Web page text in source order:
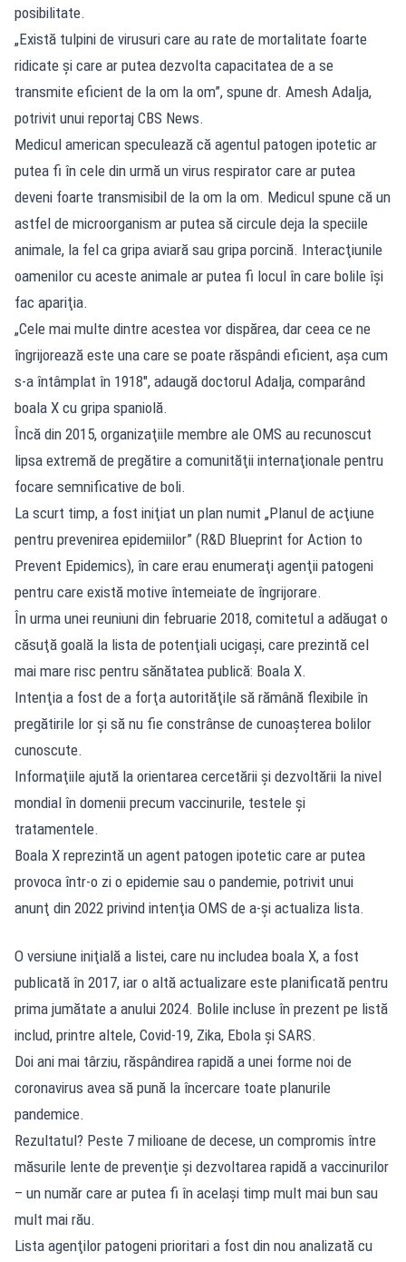
posibilitate.
„Există tulpini de virusuri care au rate de mortalitate foarte
ridicate şi care ar putea dezvolta capacitatea de a se
transmite eficient de la om la om”, spune dr. Amesh Adalja,
potrivit unui reportaj CBS News.
Medicul american speculează că agentul patogen ipotetic ar
putea fi în cele din urmă un virus respirator care ar putea
deveni foarte transmisibil de la om la om. Medicul spune că un
astfel de microorganism ar putea să circule deja la speciile
animale, la fel ca gripa aviară sau gripa porcină. Interacţiunile
oamenilor cu aceste animale ar putea fi locul în care bolile îşi
fac apariţia.
„Cele mai multe dintre acestea vor dispărea, dar ceea ce ne
îngrijorează este una care se poate răspândi eficient, aşa cum
s-a întâmplat în 1918″, adaugă doctorul Adalja, comparând
boala X cu gripa spaniolă.
Încă din 2015, organizaţiile membre ale OMS au recunoscut
lipsa extremă de pregătire a comunităţii internaţionale pentru
focare semnificative de boli.
La scurt timp, a fost iniţiat un plan numit „Planul de acţiune
pentru prevenirea epidemiilor” (R&D Blueprint for Action to
Prevent Epidemics), în care erau enumeraţi agenţii patogeni
pentru care există motive întemeiate de îngrijorare.
În urma unei reuniuni din februarie 2018, comitetul a adăugat o
căsuţă goală la lista de potenţiali ucigaşi, care prezintă cel
mai mare risc pentru sănătatea publică: Boala X.
Intenţia a fost de a forţa autorităţile să rămână flexibile în
pregătirile lor şi să nu fie constrânse de cunoaşterea bolilor
cunoscute.
Informaţiile ajută la orientarea cercetării şi dezvoltării la nivel
mondial în domenii precum vaccinurile, testele şi
tratamentele.
Boala X reprezintă un agent patogen ipotetic care ar putea
provoca într-o zi o epidemie sau o pandemie, potrivit unui
anunţ din 2022 privind intenţia OMS de a-şi actualiza lista.
O versiune iniţială a listei, care nu includea boala X, a fost
publicată în 2017, iar o altă actualizare este planificată pentru
prima jumătate a anului 2024. Bolile incluse în prezent pe listă
includ, printre altele, Covid-19, Zika, Ebola şi SARS.
Doi ani mai târziu, răspândirea rapidă a unei forme noi de
coronavirus avea să pună la încercare toate planurile
pandemice.
Rezultatul? Peste 7 milioane de decese, un compromis între
măsurile lente de prevenţie şi dezvoltarea rapidă a vaccinurilor
– un număr care ar putea fi în acelaşi timp mult mai bun sau
mult mai rău.
Lista agenţilor patogeni prioritari a fost din nou analizată cu